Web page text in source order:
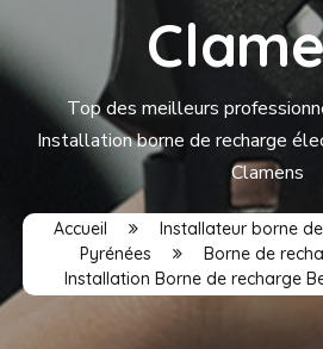
Top des meilleurs
Installation borne de recharge
Clamens
Accueil Installateur borne
Pyrénées
Borne de
Installation Borne de recharge